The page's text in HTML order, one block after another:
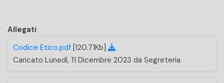
Allegati
Codice Etico.pdf [120.71Kb]
Caricato Lunedì, 11 Dicembre 2023 da Segreteria